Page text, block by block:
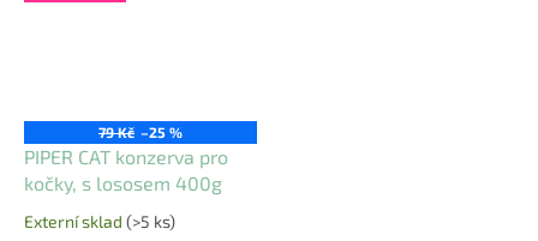
79 Kč –25 %
PIPER CAT konzerva pro
kočky, s lososem 400g
Průměrné
Externí sklad (>5 ks)